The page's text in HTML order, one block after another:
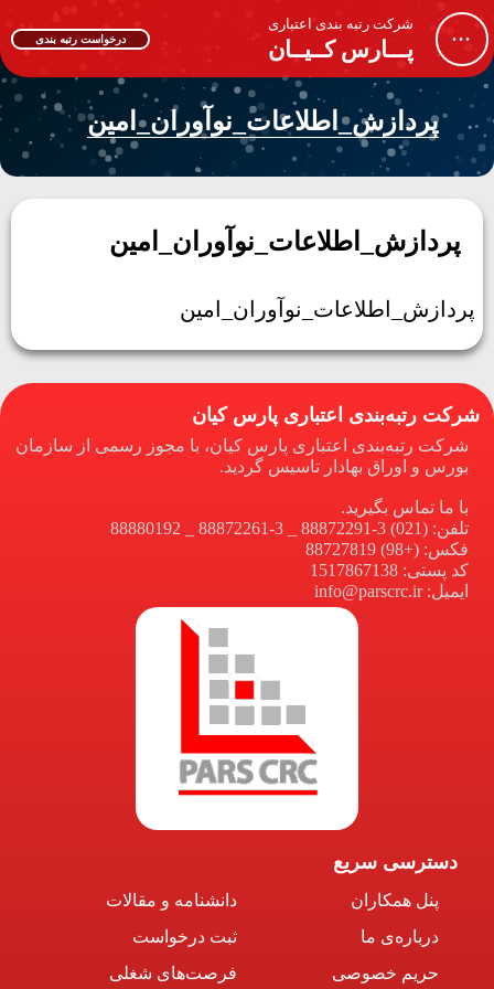
...
شرکت رتبه بندی اعتباری
پـــارس کــیــان درخواست رتبه بندی
پردازش_اطلاعات_نوآوران_امین
پردازش_اطلاعات_نوآوران_امین
پردازش_اطلاعات_نوآوران_امین
شرکت رتبه‌بندی اعتباری پارس کیان
شرکت رتبه‌بندی اعتباری پارس کیان، با مجوز رسمی از سازمان
بورس و اوراق بهادار تاسیس گردید.
با ما تماس بگیرید.
تلفن: (021) 3-88872291 _ 3-88872261 _ 88880192
فکس: (+98) 88727819
کد پستی: 1517867138
ایمیل: info@parscrc.ir
دسترسی سریع
پنل همکاران
درباره‌ی ما
حریم خصوصی
دانشنامه و مقالات
ثبت درخواست
فرصت‌های شغلی